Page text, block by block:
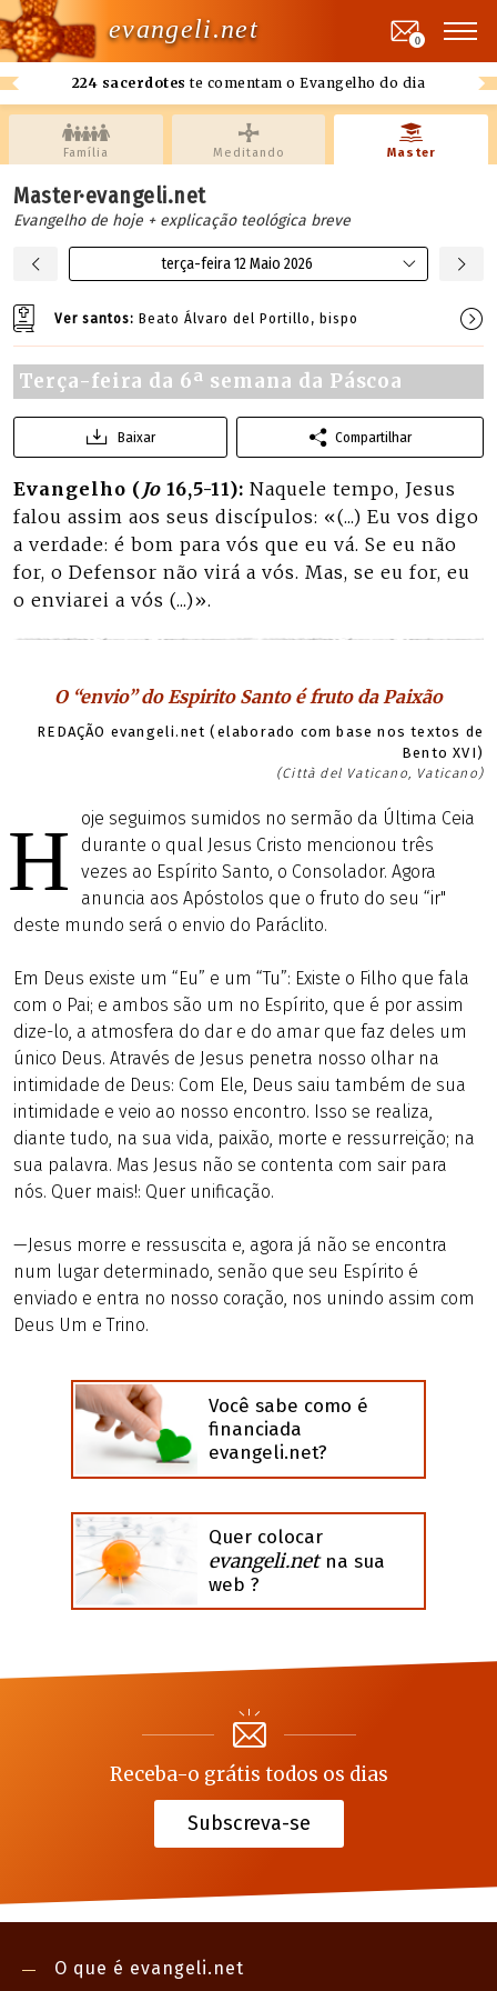
evangeli.net
224 sacerdotes te comentam o Evangelho do dia
0
Família Meditando Master
Master·evangeli.net
Evangelho de hoje + explicação teológica breve
terça-feira 12 Maio 2026
Ver santos: Beato Álvaro del Portillo, bispo
Terça-feira da 6ª semana da Páscoa
Baixar Compartilhar
Evangelho ( Jo 16,5-11): Naquele tempo, Jesus
falou assim aos seus discípulos: «(...) Eu vos digo
a verdade: é bom para vós que eu vá. Se eu não
for, o Defensor não virá a vós. Mas, se eu for, eu
o enviarei a vós (...)».
O “envio” do Espirito Santo é fruto da Paixão
REDAÇÃO evangeli.net (elaborado com base nos textos de
Bento XVI)
(Città del Vaticano, Vaticano)
H
oje seguimos sumidos no sermão da Última Ceia
durante o qual Jesus Cristo mencionou três
vezes ao Espírito Santo, o Consolador. Agora
anuncia aos Apóstolos que o fruto do seu “ir"
deste mundo será o envio do Paráclito.
Em Deus existe um “Eu” e um “Tu”: Existe o Filho que fala
com o Pai; e ambos são um no Espírito, que é por assim
dize-lo, a atmosfera do dar e do amar que faz deles um
único Deus. Através de Jesus penetra nosso olhar na
intimidade de Deus: Com Ele, Deus saiu também de sua
intimidade e veio ao nosso encontro. Isso se realiza,
diante tudo, na sua vida, paixão, morte e ressurreição; na
sua palavra. Mas Jesus não se contenta com sair para
nós. Quer mais!: Quer unificação.
—Jesus morre e ressuscita e, agora já não se encontra
num lugar determinado, senão que seu Espírito é
enviado e entra no nosso coração, nos unindo assim com
Deus Um e Trino.
Você sabe como é
financiada
evangeli.net?
Quer colocar
evangeli.netna sua
web ?
Receba-o grátis todos os dias
Subscreva-se
O que é evangeli.net